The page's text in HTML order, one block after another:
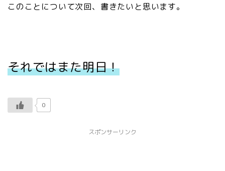
このことについて次回、書きたいと思います。
それではまた明日！
0
スポンサーリンク